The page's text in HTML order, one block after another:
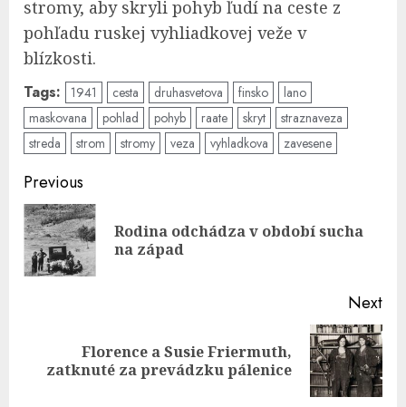
stromy, aby skryli pohyb ľudí na ceste z
pohľadu ruskej vyhliadkovej veže v ​​
blízkosti.
Tags: 1941 cesta druhasvetova finsko
lano
maskovana
pohlad pohyb raate skryt
straznaveza
streda
strom stromy veza vyhladkova zavesene
Post
navigation
Previous
Rodina odchádza v období sucha
na západ
Next
post:
Florence a Susie Friermuth,
zatknuté za prevádzku pálenice